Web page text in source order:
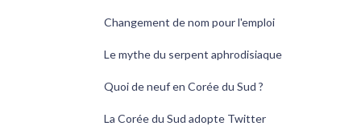
Changement de nom pour l'emploi
Le mythe du serpent aphrodisiaque
Quoi de neuf en Corée du Sud ?
La Corée du Sud adopte Twitter